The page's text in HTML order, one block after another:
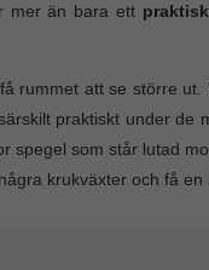
mer än bara ett
rummet att se större ut.
praktiskt under de
spegel som står lutad
krukväxter och få en